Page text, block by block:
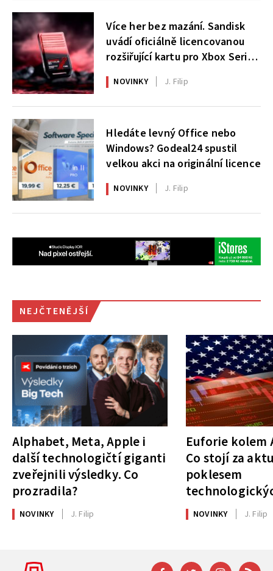
Více her bez mazání. Sandisk
uvádí oficiálně licencovanou
rozšiřující kartu pro Xbox Series
X|S
NOVINKY J. Filip
Hledáte levný Office nebo
Windows? Godeal24 spustil
velkou akci na originální licence
NOVINKY J. Filip
NEJČTENĚJŠÍ
Alphabet, Meta, Apple i
další technologičtí giganti
zveřejnili výsledky. Co
prozradila?
NOVINKY J. Filip
Euforie kolem
Co stojí za
poklesem
NOVINKY J. Filip